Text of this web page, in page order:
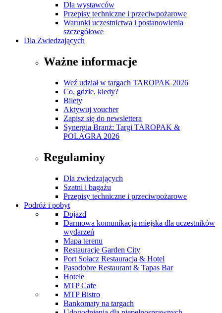
Dla wystawców
Przepisy techniczne i przeciwpożarowe
Warunki uczestnictwa i postanowienia
szczegółowe
Dla Zwiedzających
Ważne informacje
Weź udział w targach TAROPAK 2026
Co, gdzie, kiedy?
Bilety
Aktywuj voucher
Zapisz się do newslettera
Synergia Branż: Targi TAROPAK &
POLAGRA 2026
Regulaminy
Dla zwiedzających
Szatni i bagażu
Przepisy techniczne i przeciwpożarowe
Podróż i pobyt
Dojazd
Darmowa komunikacja miejska dla uczestników
wydarzeń
Mapa terenu
Restauracje Garden City
Port Sołacz Restauracja & Hotel
Pasodobre Restaurant & Tapas Bar
Hotele
MTP Cafe
MTP Bistro
Bankomaty na targach